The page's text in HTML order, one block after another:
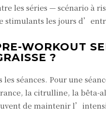
les séries — scénario à
stimulants les jours
WORKOUT
?
séances. Pour une
la citrulline, la bêta-
de maintenir